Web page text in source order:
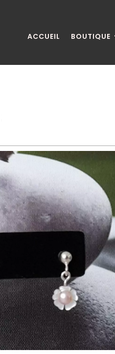
ACCUEIL BOUTIQUE